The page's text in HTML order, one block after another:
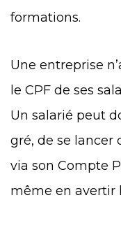
formations.
Une entreprise
le CPF de ses
Un salarié peut
gré, de se lancer
via son Compte
même en avertir